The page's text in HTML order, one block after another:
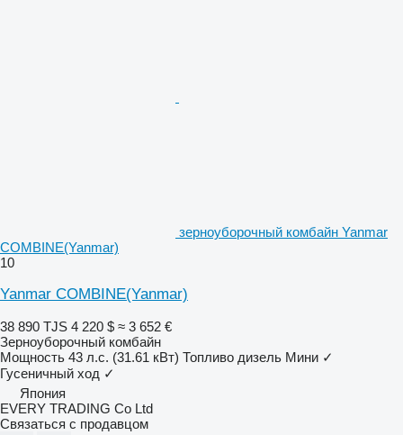
зерноуборочный комбайн Yanmar
COMBINE(Yanmar)
10
Yanmar COMBINE(Yanmar)
38 890 TJS 4 220 $ ≈ 3 652 €
Зерноуборочный комбайн
Мощность 43 л.с. (31.61 кВт) Топливо дизель Мини ✓
Гусеничный ход ✓
Япония
EVERY TRADING Co Ltd
Связаться с продавцом